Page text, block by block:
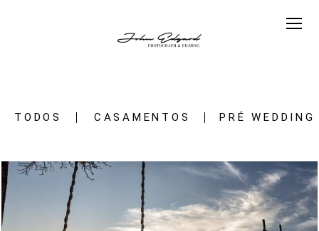
TODOS CASAMENTOS PRÉ WEDDING